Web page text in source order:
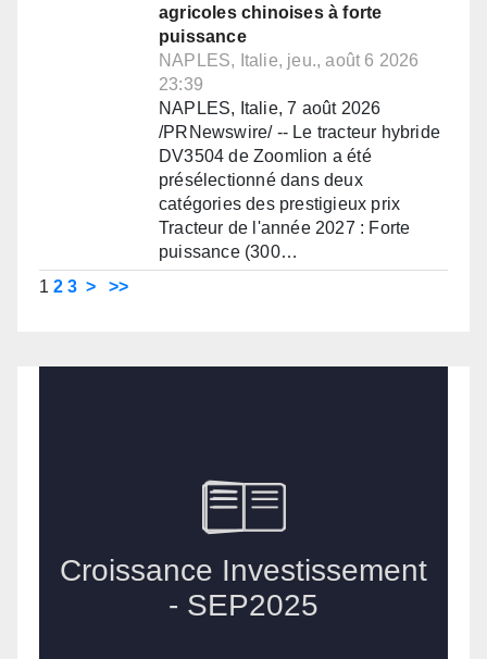
agricoles chinoises à forte
puissance
NAPLES, Italie, jeu., août 6 2026
23:39
NAPLES, Italie, 7 août 2026
/PRNewswire/ -- Le tracteur hybride
DV3504 de Zoomlion a été
présélectionné dans deux
catégories des prestigieux prix
Tracteur de l'année 2027 : Forte
puissance (300…
1 2 3 > >>